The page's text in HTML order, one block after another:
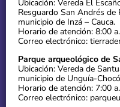
Ubicación: Vereda El
Resguardo San Andrés de
municipio de Inzá – Cauca.
Horario de atención: 8:00
Correo electrónico:
Parque arqueológico de
Ubicación: Vereda de
municipio de Unguía-
Horario de atención: 7:00
Correo electrónico: